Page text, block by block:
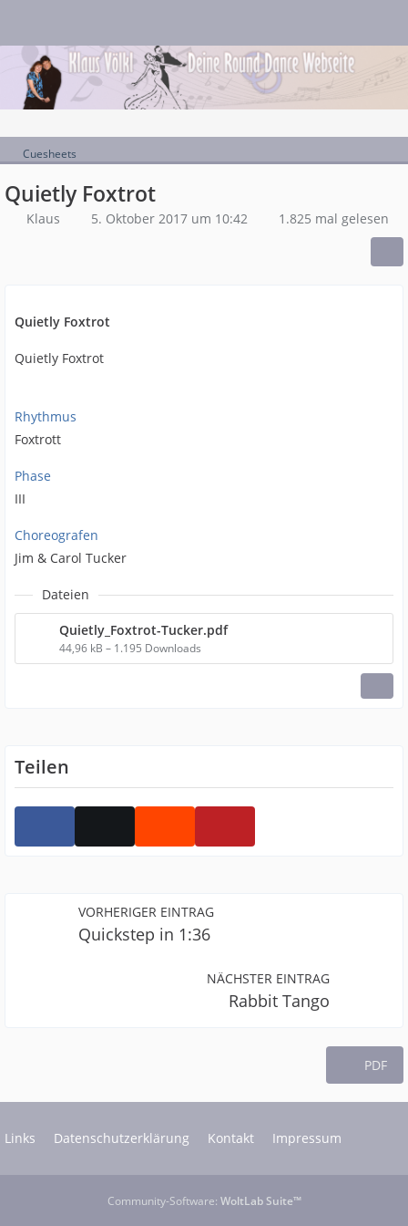
Cuesheets
Quietly Foxtrot
Klaus 5. Oktober 2017 um 10:42 1.825 mal gelesen
Quietly Foxtrot
Quietly Foxtrot
Rhythmus
Foxtrott
Phase
III
Choreografen
Jim & Carol Tucker
Dateien
Quietly_Foxtrot-Tucker.pdf
44,96 kB – 1.195 Downloads
Teilen
VORHERIGER EINTRAG
Quickstep in 1:36
NÄCHSTER EINTRAG
Rabbit Tango
PDF
Links Datenschutzerklärung Kontakt Impressum
Community-Software: WoltLab Suite™